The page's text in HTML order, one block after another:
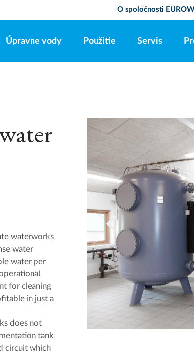
O spoločnosti
Úpravne vody Použitie Servis
waterworks
water
water per
for cleaning
in just a
does not
tank
circuit which